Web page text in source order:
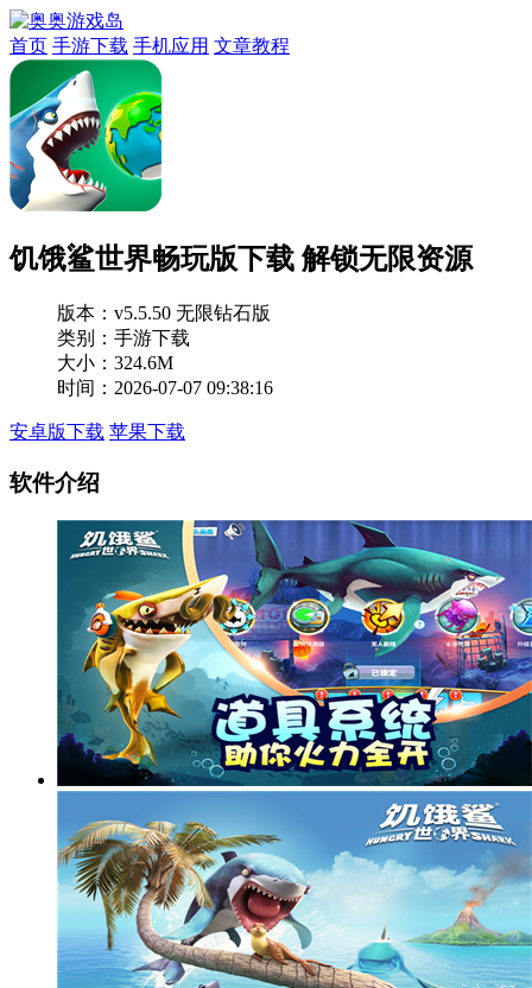
首页 手游下载 手机应用 文章教程
饥饿鲨世界畅玩版下载 解锁无限资源
版本： v5.5.50 无限钻石版
类别：手游下载
大小：324.6M
时间：2026-07-07 09:38:16
安卓版下载 苹果下载
软件介绍